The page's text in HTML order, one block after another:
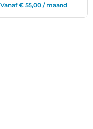
Vanaf € 55,00 / maand